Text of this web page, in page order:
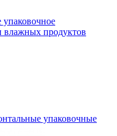
упаковочное
влажных продуктов
упаковочные